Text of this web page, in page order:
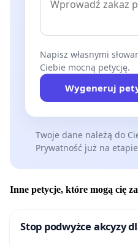
Napisz własnymi
Ciebie mocną petycję.
Wygeneruj
Twoje dane należą do
Prywatność już na
Inne petycje, które mogą cię
Stop podwyżce akcyzy